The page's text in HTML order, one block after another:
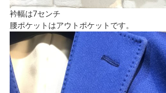
衿幅は7センチ
腰ポケットはアウトポケットです。